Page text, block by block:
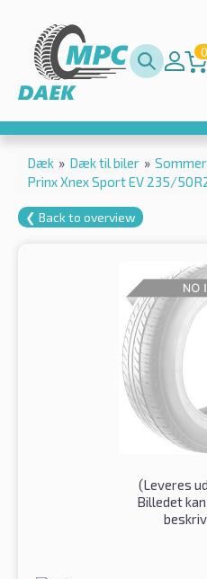
0
Dæk » Dæk til biler »
Prinx Xnex Sport EV 235/
❮ Back to overview
(Leveres
Billedet